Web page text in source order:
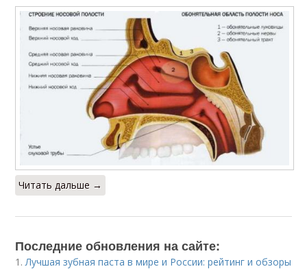
Читать дальше →
Последние обновления на сайте:
1. Лучшая зубная паста в мире и России: рейтинг и обзоры